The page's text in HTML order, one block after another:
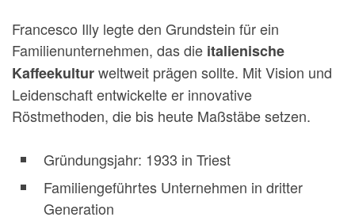
Francesco Illy legte den Grundstein für ein
Familienunternehmen, das die italienische
Kaffeekulturweltweit prägen sollte. Mit Vision und
Leidenschaft entwickelte er innovative
Röstmethoden, die bis heute Maßstäbe setzen.
Gründungsjahr: 1933 in Triest
Familiengeführtes Unternehmen in dritter
Generation